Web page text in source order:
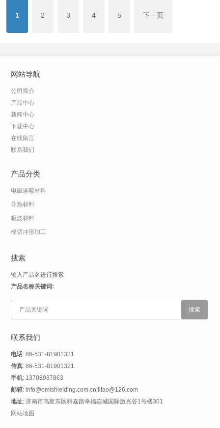
1 2 3 4 5 下一页
网站导航
公司简介
产品中心
新闻中心
下载中心
在线留言
联系我们
产品分类
电磁屏蔽材料
导热材料
吸波材料
模切冲形加工
搜索
输入产品名进行搜索
产品名称关键词:
联系我们
电话: 86-531-81901321
传真: 86-531-81901321
手机: 13708937863
邮箱: info@emishielding.com.cn;litao@126.com
地址: 济南市高新东区科嘉路幸福连城国际激光谷1号楼301
网站地图